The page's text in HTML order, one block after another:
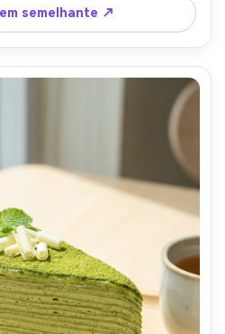
de comida fotorealista-AR 4:5
semelhante ↗